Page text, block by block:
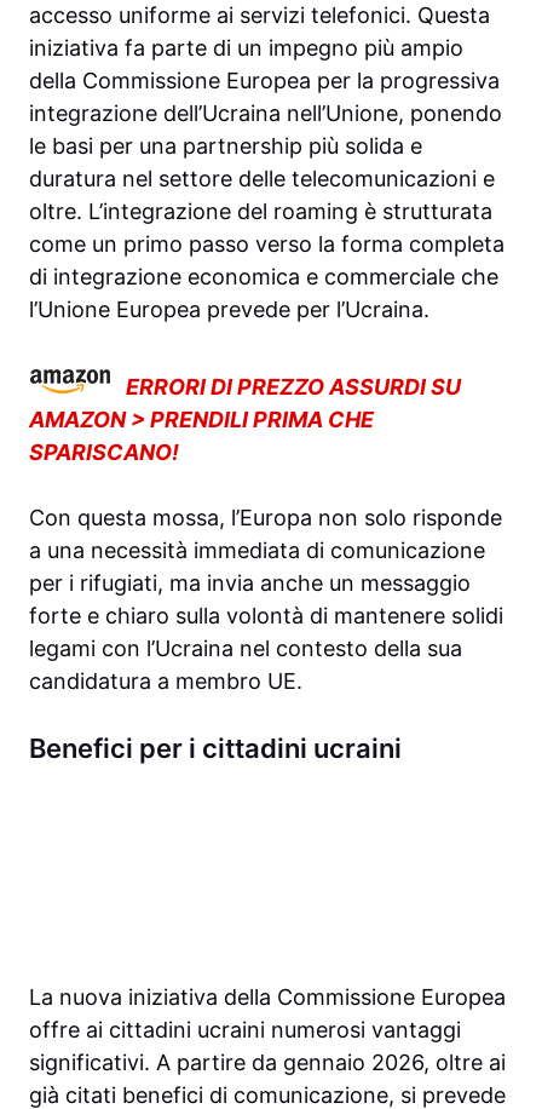
accesso uniforme ai servizi telefonici. Questa
iniziativa fa parte di un impegno più ampio
della Commissione Europea per la progressiva
integrazione dell’Ucraina nell’Unione, ponendo
le basi per una partnership più solida e
duratura nel settore delle telecomunicazioni e
oltre. L’integrazione del roaming è strutturata
come un primo passo verso la forma completa
di integrazione economica e commerciale che
l’Unione Europea prevede per l’Ucraina.
ERRORI DI PREZZO ASSURDI SU
AMAZON > PRENDILI PRIMA CHE
SPARISCANO!
Con questa mossa, l’Europa non solo risponde
a una necessità immediata di comunicazione
per i rifugiati, ma invia anche un messaggio
forte e chiaro sulla volontà di mantenere solidi
legami con l’Ucraina nel contesto della sua
candidatura a membro UE.
Benefici per i cittadini ucraini
La nuova iniziativa della Commissione Europea
offre ai cittadini ucraini numerosi vantaggi
significativi. A partire da gennaio 2026, oltre ai
già citati benefici di comunicazione, si prevede